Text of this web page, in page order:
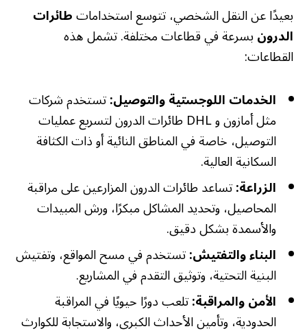
بعيدًا عن النقل الشخصي، تتوسع استخداماتطائرات
الدرونبسرعة في قطاعات مختلفة. تشمل هذه
القطاعات:
الخدمات اللوجستية والتوصيل:تستخدم شركات
مثل أمازون و DHL طائرات الدرون لتسريع عمليات
التوصيل، خاصة في المناطق النائية أو ذات الكثافة
السكانية العالية.
الزراعة:تساعد طائرات الدرون المزارعين على مراقبة
المحاصيل، وتحديد المشاكل مبكرًا، ورش المبيدات
والأسمدة بشكل دقيق.
البناء والتفتيش:تستخدم في مسح المواقع، وتفتيش
البنية التحتية، وتوثيق التقدم في المشاريع.
الأمن والمراقبة:تلعب دورًا حيويًا في المراقبة
الحدودية، وتأمين الأحداث الكبرى، والاستجابة للكوارث